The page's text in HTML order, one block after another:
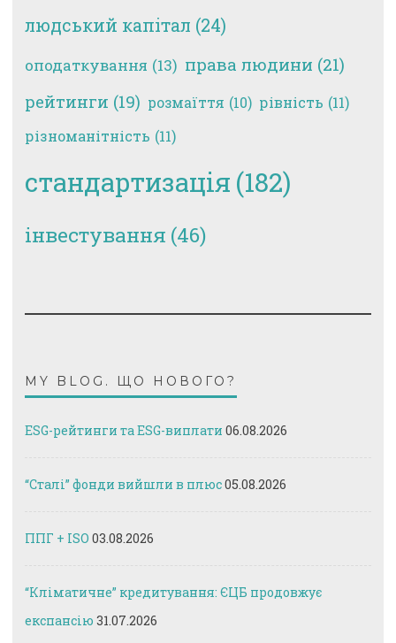
людський капітал (24)
оподаткування (13) права людини (21)
рейтинги (19) розмаїття (10) рівність (11)
різноманітність (11)
стандартизація (182)
інвестування (46)
MY BLOG. ЩО НОВОГО?
ESG-рейтинги та ESG-виплати 06.08.2026
“Сталі” фонди вийшли в плюс05.08.2026
ППГ + ISO 03.08.2026
“Кліматичне” кредитування: ЄЦБ продовжує
експансію 31.07.2026